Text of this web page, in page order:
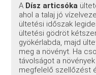
A Dísz articsóka
ahol a talaj jó
ültetési időszak
ültetési gödröt
gyökérlabda, majd
meg a növényt. Ha
távolságot a
megfelelő szellőzést